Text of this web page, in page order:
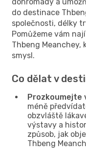
do destinace
společnosti, délky
Pomůžeme vám
Thbeng
smysl.
Co dělat v
Prozkoumejte
méně
obzvláště
výstavy a
způsob, jak
Thbeng